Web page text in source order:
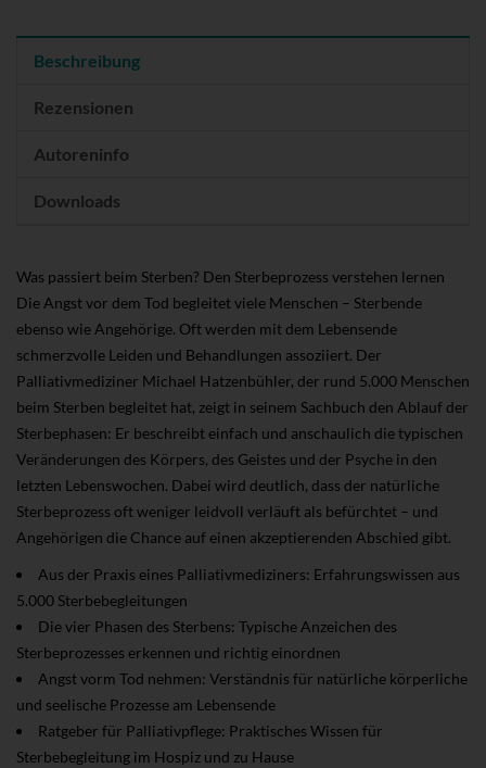
Beschreibung
Rezensionen
Autoreninfo
Downloads
Was passiert beim Sterben? Den Sterbeprozess verstehen lernen
Die Angst vor dem Tod begleitet viele Menschen – Sterbende
ebenso wie Angehörige. Oft werden mit dem Lebensende
schmerzvolle Leiden und Behandlungen assoziiert. Der
Palliativmediziner Michael Hatzenbühler, der rund 5.000 Menschen
beim Sterben begleitet hat, zeigt in seinem Sachbuch den Ablauf der
Sterbephasen: Er beschreibt einfach und anschaulich die typischen
Veränderungen des Körpers, des Geistes und der Psyche in den
letzten Lebenswochen. Dabei wird deutlich, dass der natürliche
Sterbeprozess oft weniger leidvoll verläuft als befürchtet – und
Angehörigen die Chance auf einen akzeptierenden Abschied gibt.
Aus der Praxis eines Palliativmediziners: Erfahrungswissen aus
5.000 Sterbebegleitungen
Die vier Phasen des Sterbens: Typische Anzeichen des
Sterbeprozesses erkennen und richtig einordnen
Angst vorm Tod nehmen: Verständnis für natürliche körperliche
und seelische Prozesse am Lebensende
Ratgeber für Palliativpflege: Praktisches Wissen für
Sterbebegleitung im Hospiz und zu Hause